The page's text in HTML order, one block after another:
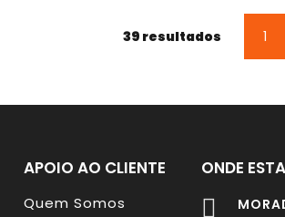
39 resultados 1
APOIO AO CLIENTE
Quem Somos
ONDE